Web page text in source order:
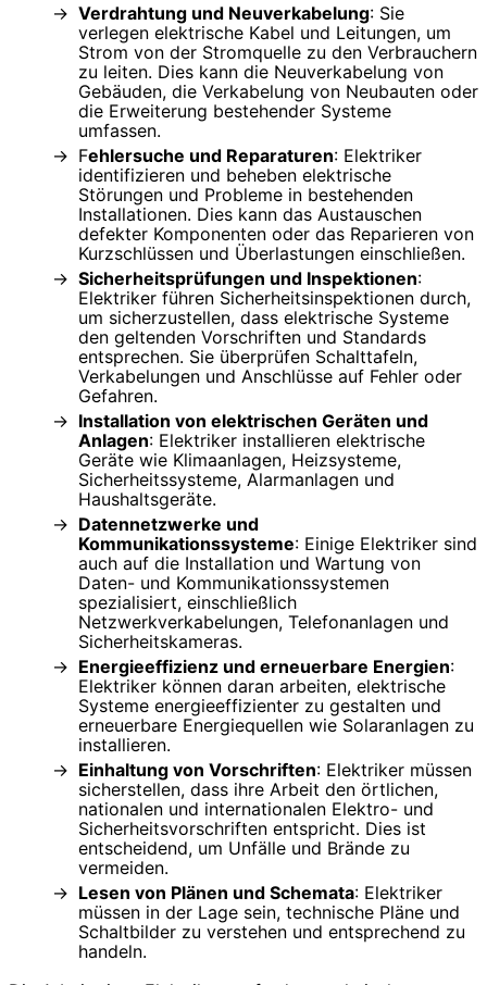
Verdrahtung und Neuverkabelung: Sie
verlegen elektrische Kabel und Leitungen, um
Strom von der Stromquelle zu den Verbrauchern
zu leiten. Dies kann die Neuverkabelung von
Gebäuden, die Verkabelung von Neubauten oder
die Erweiterung bestehender Systeme
umfassen.
Fehlersuche und Reparaturen: Elektriker
identifizieren und beheben elektrische
Störungen und Probleme in bestehenden
Installationen. Dies kann das Austauschen
defekter Komponenten oder das Reparieren von
Kurzschlüssen und Überlastungen einschließen.
Sicherheitsprüfungen und Inspektionen:
Elektriker führen Sicherheitsinspektionen durch,
um sicherzustellen, dass elektrische Systeme
den geltenden Vorschriften und Standards
entsprechen. Sie überprüfen Schalttafeln,
Verkabelungen und Anschlüsse auf Fehler oder
Gefahren.
Installation von elektrischen Geräten und
Anlagen: Elektriker installieren elektrische
Geräte wie Klimaanlagen, Heizsysteme,
Sicherheitssysteme, Alarmanlagen und
Haushaltsgeräte.
Datennetzwerke und
Kommunikationssysteme: Einige Elektriker sind
auch auf die Installation und Wartung von
Daten- und Kommunikationssystemen
spezialisiert, einschließlich
Netzwerkverkabelungen, Telefonanlagen und
Sicherheitskameras.
Energieeffizienz und erneuerbare Energien:
Elektriker können daran arbeiten, elektrische
Systeme energieeffizienter zu gestalten und
erneuerbare Energiequellen wie Solaranlagen zu
installieren.
Einhaltung von Vorschriften: Elektriker müssen
sicherstellen, dass ihre Arbeit den örtlichen,
nationalen und internationalen Elektro- und
Sicherheitsvorschriften entspricht. Dies ist
entscheidend, um Unfälle und Brände zu
vermeiden.
Lesen von Plänen und Schemata: Elektriker
müssen in der Lage sein, technische Pläne und
Schaltbilder zu verstehen und entsprechend zu
handeln.